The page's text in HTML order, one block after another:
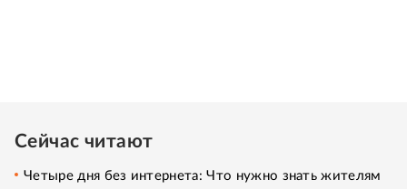
Сейчас читают
Четыре дня без интернета: Что нужно знать жителям